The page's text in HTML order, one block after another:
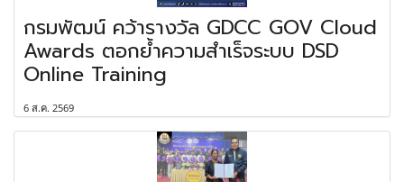
กรมพัฒน์ คว้ารางวัล GDCC GOV Cloud
Awards ตอกย้ำความสำเร็จระบบ DSD
Online Training
6 ส.ค. 2569